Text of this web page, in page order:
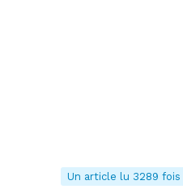
Un article lu 3289 fois